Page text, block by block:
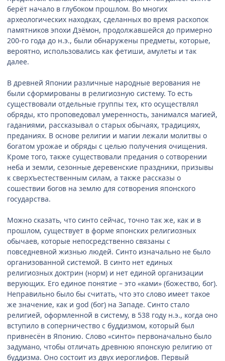
берёт начало в глубоком прошлом. Во многих
археологических находках, сделанных во время раскопок
памятников эпохи Дзёмон, продолжавшейся до примерно
200-го года до н.э., были обнаружены предметы, которые,
вероятно, использовались как фетиши, амулеты и так
далее.
В древней Японии различные народные верования не
были сформированы в религиозную систему. То есть
существовали отдельные группы тех, кто осуществлял
обряды, кто проповедовал умеренность, занимался магией,
гаданиями, рассказывал о старых обычаях, традициях,
преданиях. В основе религии и магии лежали молитвы о
богатом урожае и обряды с целью получения очищения.
Кроме того, также существовали предания о сотворении
неба и земли, сезонные деревенские праздники, призывы
к сверхъестественным силам, а также рассказы о
сошествии богов на землю для сотворения японского
государства.
Можно сказать, что синто сейчас, точно так же, как и в
прошлом, существует в форме японских религиозных
обычаев, которые непосредственно связаны с
повседневной жизнью людей. Синто изначально не было
организованной системой. В синто нет единых
религиозных доктрин (норм) и нет единой организации
верующих. Его единое понятие – это «ками» (божество, бог).
Неправильно было бы считать, что это слово имеет такое
же значение, как и god (бог) на Западе. Синто стало
религией, оформленной в систему, в 538 году н.э., когда оно
вступило в соперничество с буддизмом, который был
привнесён в Японию. Слово «синто» первоначально было
задумано, чтобы отличать древнюю японскую религию от
буддизма. Оно состоит из двух иероглифов. Первый